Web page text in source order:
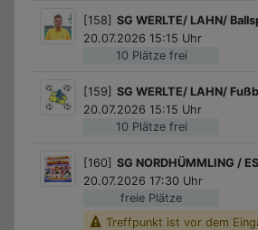
10 Plätze frei
[158] SG WERLTE/ LAHN/
20.07.2026 15:15 Uhr
10 Plätze frei
[159] SG WERLTE/ LAHN/ Fußball für Mädchen
20.07.2026 15:15 Uhr
freie Plätze
[160] SG NORDHÜMMLING / ESTERWEGEN / Tae-boo für Kids
20.07.2026 17:30 Uhr
Treffpunkt ist vor dem